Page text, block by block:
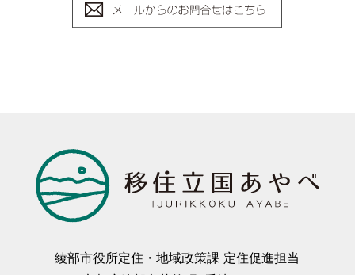
綾部市役所定住・地域政策課 定住促進担当